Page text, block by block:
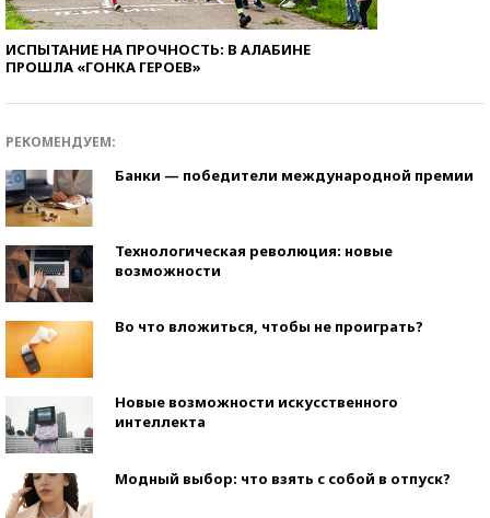
ИСПЫТАНИЕ НА ПРОЧНОСТЬ: В АЛАБИНЕ
ПРОШЛА «ГОНКА ГЕРОЕВ»
РЕКОМЕНДУЕМ:
Банки — победители международной премии
Технологическая революция: новые
возможности
Во что вложиться, чтобы не проиграть?
Новые возможности искусственного
интеллекта
Модный выбор: что взять с собой в отпуск?